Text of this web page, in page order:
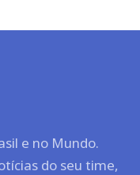
e no Mundo.
do seu time,